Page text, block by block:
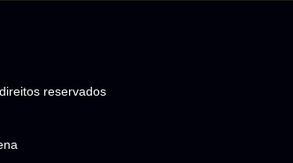
reservados